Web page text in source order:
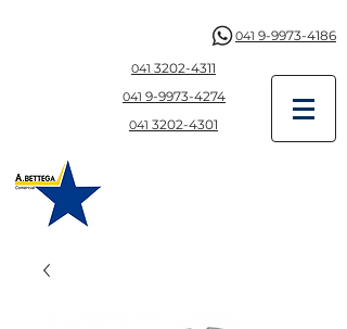
041 9-9973-4186
041 3202-4311
041 9-9973-4274
041 3202-4301